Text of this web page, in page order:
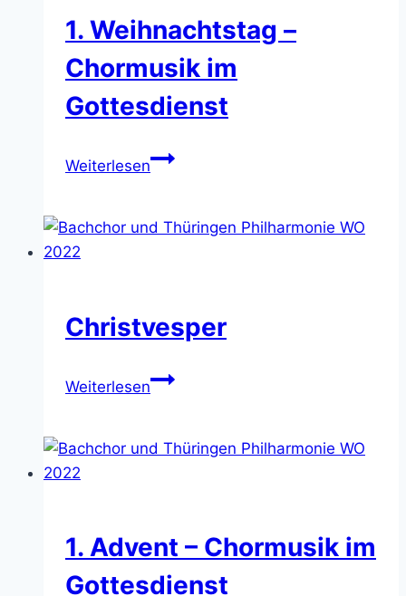
III)
BWV
248
1. Weihnachtstag –
Chormusik im
Gottesdienst
Weiterlesen1.
Chormusik
Christvesper
WeiterlesenChristvesper
1. Advent – Chormusik im
Gottesdienst